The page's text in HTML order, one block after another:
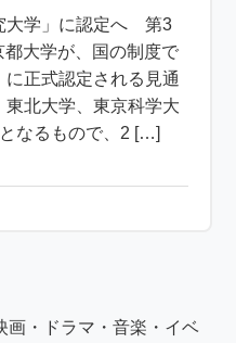
大学」に認定へ 第3
大学が、国の制度で
正式認定される見通
東北大学、東京科学大
なるもので、2 […]
画・ドラマ・音楽・イベ